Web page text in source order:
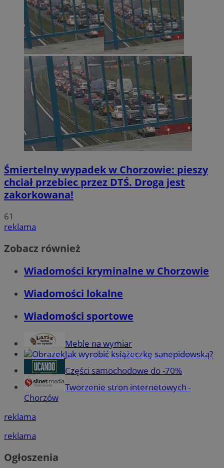
Śmiertelny wypadek w Chorzowie: pieszy
chciał przebiec przez DTŚ. Droga jest
zakorkowana!
61
reklama
Zobacz również
Wiadomości kryminalne w Chorzowie
Wiadomości lokalne
Wiadomości sportowe
Meble na wymiar
Jak wyrobić książeczkę sanepidowską?
Części samochodowe do -70%
Tworzenie stron internetowych -
Chorzów
reklama
reklama
Ogłoszenia